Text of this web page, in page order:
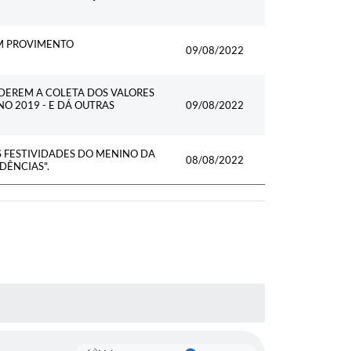
PROVIMENTO
09/08/2022
A COLETA DOS VALORES
2019 - E DÁ OUTRAS
09/08/2022
FESTIVIDADES DO MENINO DA
08/08/2022